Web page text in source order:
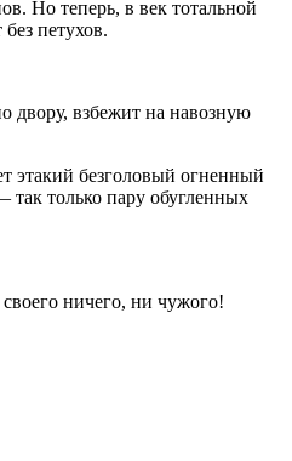
Но теперь, в век тотальной
петухов.
двору, взбежит на навозную
этакий безголовый огненный
так только пару обугленных
ничего, ни чужого!